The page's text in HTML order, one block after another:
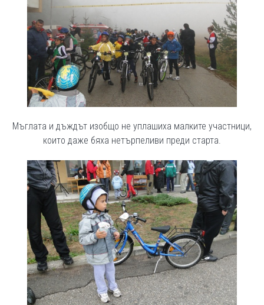
Мъглата и дъждът изобщо не уплашиха малките участници,
които даже бяха нетърпеливи преди старта.